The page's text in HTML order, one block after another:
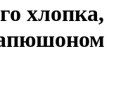
хлопка,